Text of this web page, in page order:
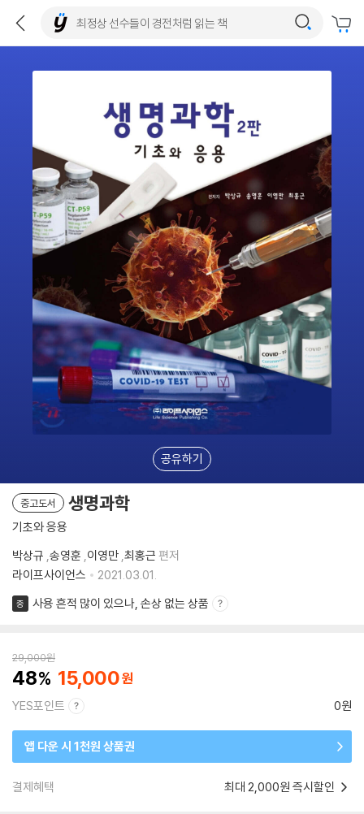
공유하기
중고도서 생명과학
기초와 응용
박상규 ,송영훈 ,이영만 ,최홍근 편저
라이프사이언스
2021.03.01.
중 사용 흔적 많이 있으나, 손상 없는 상품
29,000원
48 15,000
YES포인트 0원
앱 다운 시 1천원 상품권
결제혜택 최대 2,000원 즉시할인